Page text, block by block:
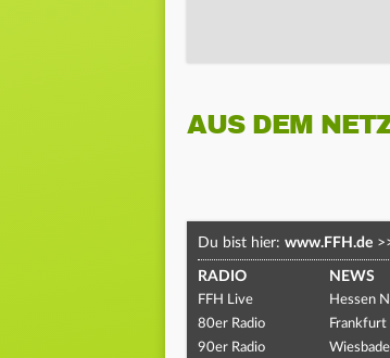
AUS DEM
Du bist hier: www.FFH.de
RADIO
FFH Live
80er Radio
90er Radio
NEWS
Hessen
Frankfurt